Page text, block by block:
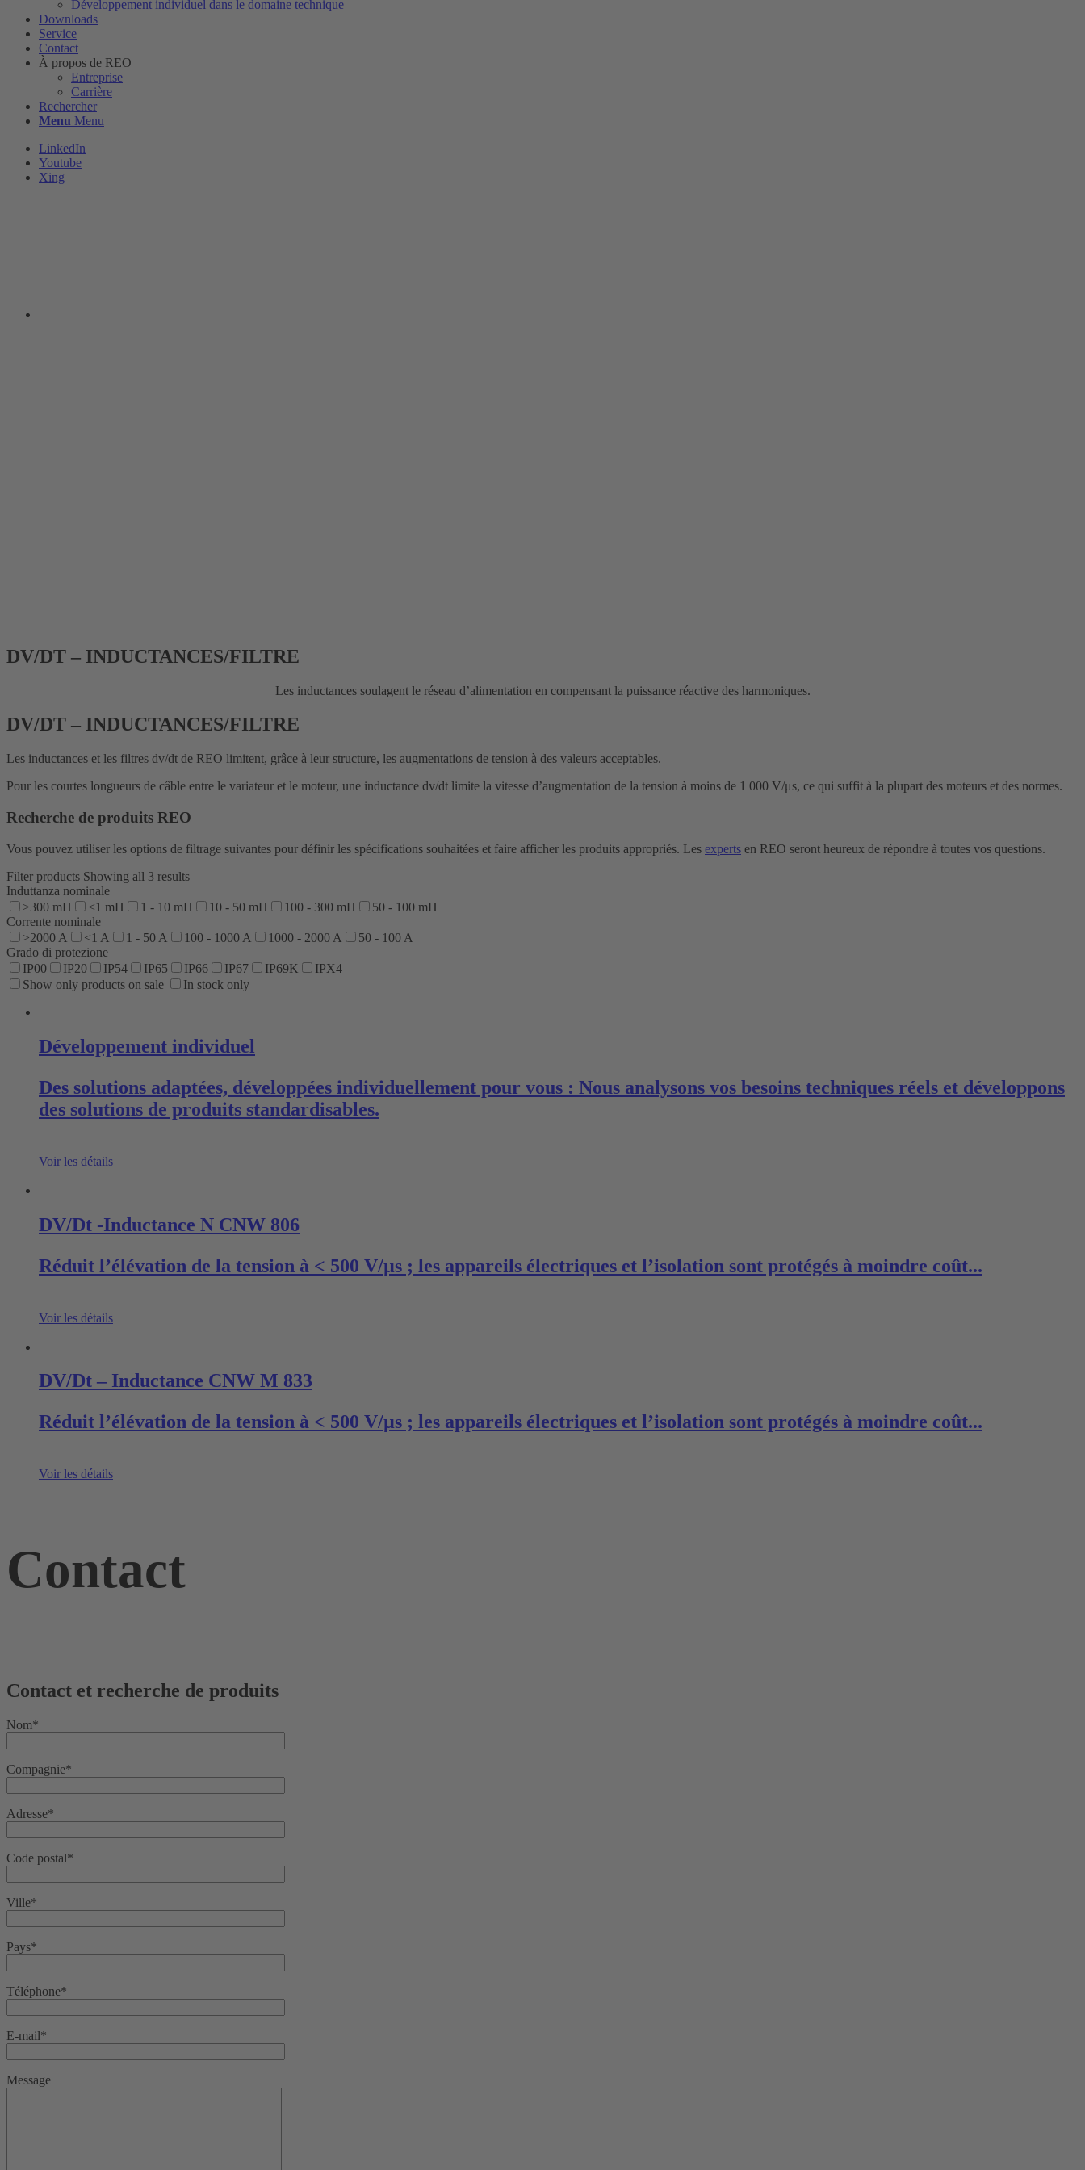
Développement individuel dans le domaine technique
Downloads
Service
Contact
À propos de REO
Entreprise
Carrière
Rechercher
Menu Menu
LinkedIn
Youtube
Xing
DV/DT – INDUCTANCES/FILTRE
Les inductances soulagent le réseau d’alimentation en compensant la puissance réactive des harmoniques.
DV/DT – INDUCTANCES/FILTRE
Les inductances et les filtres dv/dt de REO limitent, grâce à leur structure, les augmentations de tension à des valeurs acceptables.
Pour les courtes longueurs de câble entre le variateur et le moteur, une inductance dv/dt limite la vitesse d’augmentation de la tension à moins de 1 000 V/μs, ce qui suffit à la plupart des moteurs et des normes.
Recherche de produits REO
Vous pouvez utiliser les options de filtrage suivantes pour définir les spécifications souhaitées et faire afficher les produits appropriés. Les experts en REO seront heureux de répondre à toutes vos questions.
Filter products Showing all 3 results
Induttanza nominale
>300 mH
<1 mH 1 - 10 mH 10 - 50 mH 100 - 300 mH
50 - 100 mH
Corrente nominale
>2000 A
<1 A 1 - 50 A 100 - 1000 A 1000 - 2000 A
50 - 100 A
Grado di protezione
IP00
IP20 IP54 IP65 IP66 IP67 IP69K
IPX4
Show only products on sale
In stock only
Développement individuel
Des solutions adaptées, développées individuellement pour vous : Nous analysons vos besoins techniques réels et développons
des solutions de produits standardisables.
Voir les détails
DV/Dt -Inductance N CNW 806
Réduit l’élévation de la tension à < 500 V/µs ; les appareils électriques et l’isolation sont protégés à moindre coût...
Voir les détails
DV/Dt – Inductance CNW M 833
Réduit l’élévation de la tension à < 500 V/µs ; les appareils électriques et l’isolation sont protégés à moindre coût...
Voir les détails
Contact
Contact et recherche de produits
Nom*
Compagnie*
Adresse*
Code postal*
Ville*
Pays*
Téléphone*
E-mail*
Message